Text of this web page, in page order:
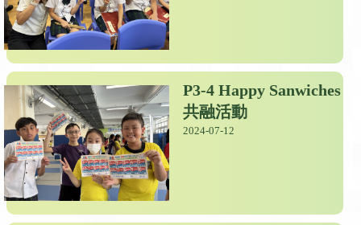
P3-4 Happy Sanwiches
共融活動
2024-07-12